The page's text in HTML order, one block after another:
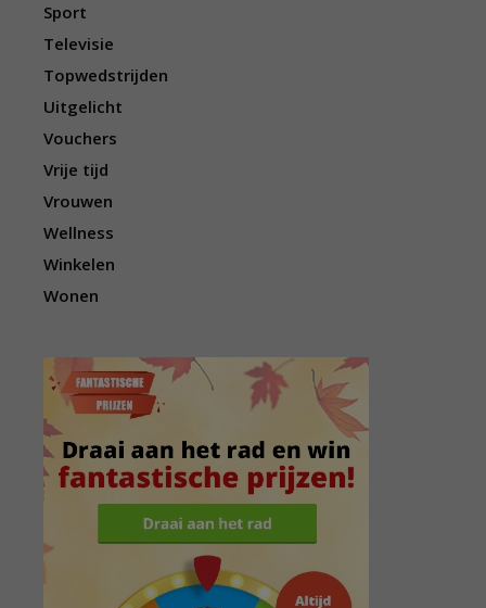
Sport
Televisie
Topwedstrijden
Uitgelicht
Vouchers
Vrije tijd
Vrouwen
Wellness
Winkelen
Wonen